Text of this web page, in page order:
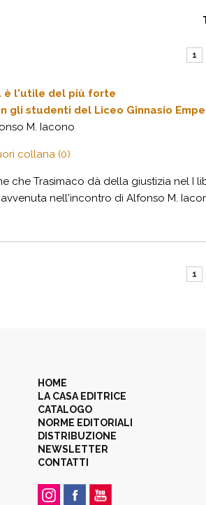
1
è l'utile del più forte
gli studenti del Liceo Ginnasio
M. Iacono
collana (0)
che Trasimaco dà della giustizia nel I
nell'incontro di Alfonso M.
1
HOME
LA CASA EDITRICE
CATALOGO
NORME EDITORIALI
DISTRIBUZIONE
NEWSLETTER
CONTATTI